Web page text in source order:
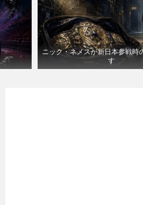
ニック・ネメスが新日本参戦時
す